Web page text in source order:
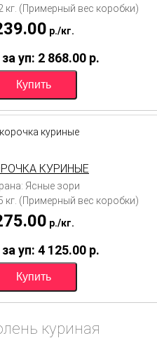
кг. (Примерный вес коробки)
p./кг.
уп: 2 868.00 p.
КУРИНЫЕ
Ясные зори
кг. (Примерный вес коробки)
p./кг.
уп: 4 125.00 p.
куриная